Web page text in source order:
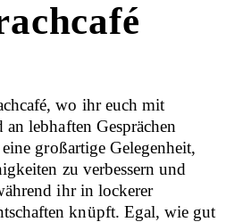
wo ihr euch mit
an lebhaften Gesprächen
großartige Gelegenheit,
zu verbessern und
ihr in lockerer
knüpft. Egal, wie gut